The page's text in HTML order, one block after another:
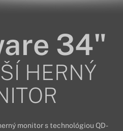
34"
HERNÝ
monitor s technológiou QD-